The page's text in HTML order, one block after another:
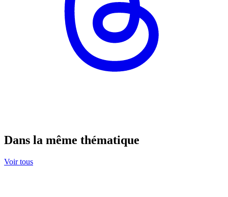
Dans la même thématique
Voir tous